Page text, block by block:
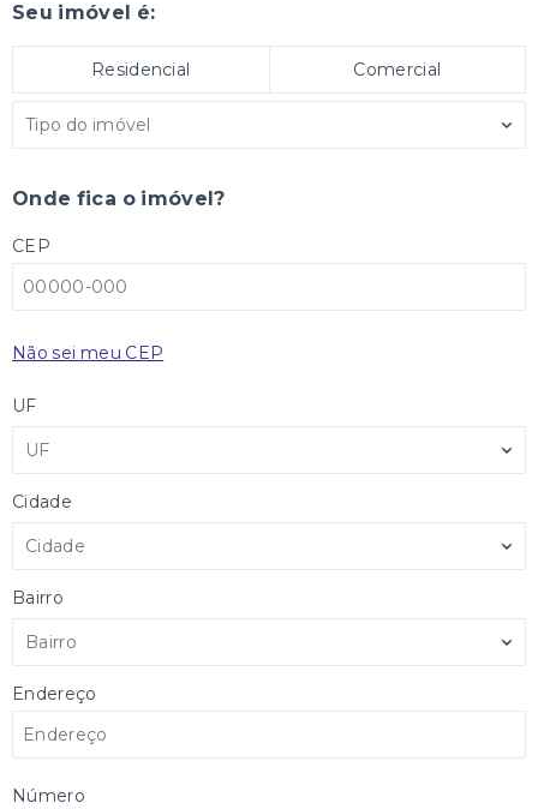
Seu imóvel é:
Residencial Comercial
Tipo do imóvel
Onde fica o imóvel?
CEP
Não sei meu CEP
UF
UF
Cidade
Cidade
Bairro
Bairro
Endereço
Número